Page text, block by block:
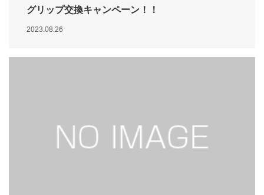
グリップ交換キャンペーン！！
2023.08.26